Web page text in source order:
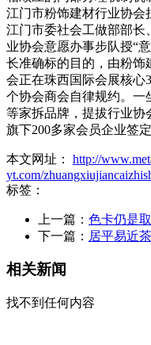
江门市粉饰建材行业协会
江门市委社会工做部部长
业协会意愿办事步队授“
长准确标的目的，由粉饰
会正在珠西国际会展核心
个协会商会自律规约。一
等家拆品牌，提拔行业协
旗下200多家会员企业签
本文网址： http://
yt.com/
标签：
上一篇： 色卡仍是
下一篇： 居平易近
相关新闻
找不到任何内容